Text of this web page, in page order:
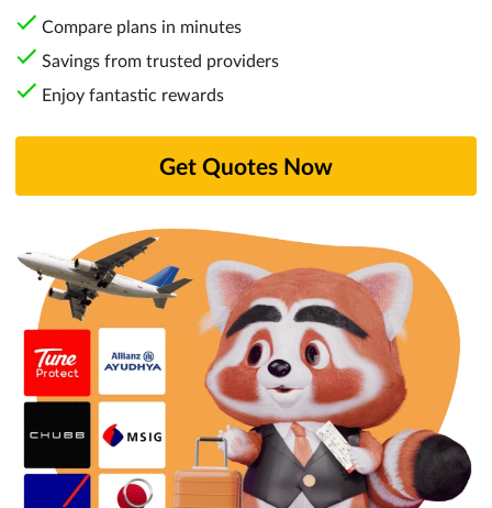
Compare plans in minutes
Savings from trusted providers
Enjoy fantastic rewards
Get Quotes Now